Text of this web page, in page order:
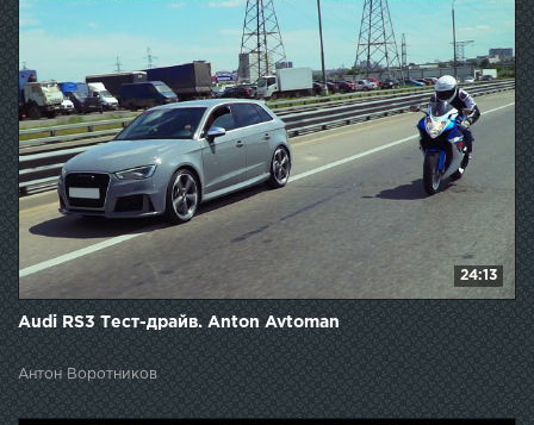
24:13
Audi RS3 Тест-драйв. Anton Avtoman
Антон Воротников